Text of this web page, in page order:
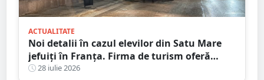
ACTUALITATE
Noi detalii în cazul elevilor din Satu Mare
jefuiți în Franța. Firma de turism oferă
explicații
28 iulie 2026